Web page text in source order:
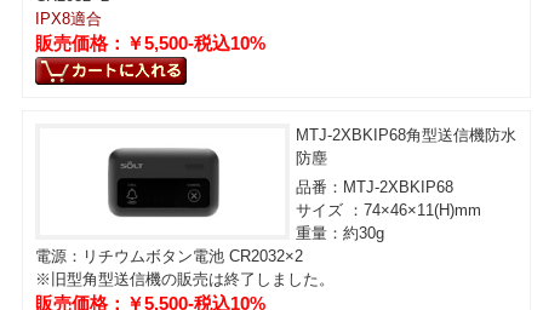
IPX8適合
販売価格：￥5,500-税込10%
MTJ-2XBKIP68角型送信機防水
防塵
品番：MTJ-2XBKIP68
サイズ ：74×46×11(H)mm
重量：約30g
電源：リチウムボタン電池 CR2032×2
※旧型角型送信機の販売は終了しました。
販売価格：￥5,500-税込10%